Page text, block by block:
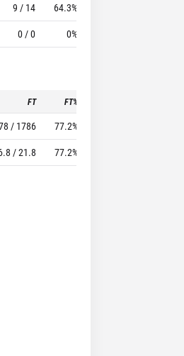
9 / 14 64.3%
0 / 0 0%
FT FT%
/ 1786 77.2%
/ 21.8 77.2%